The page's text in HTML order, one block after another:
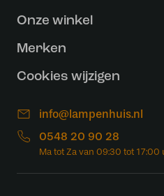
Onze winkel
Merken
Cookies wijzigen
info@lampenhuis.nl
0548 20 90 28